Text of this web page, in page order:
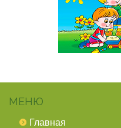
МЕНЮ
Главная